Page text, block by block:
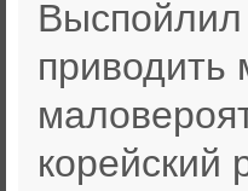
приводить